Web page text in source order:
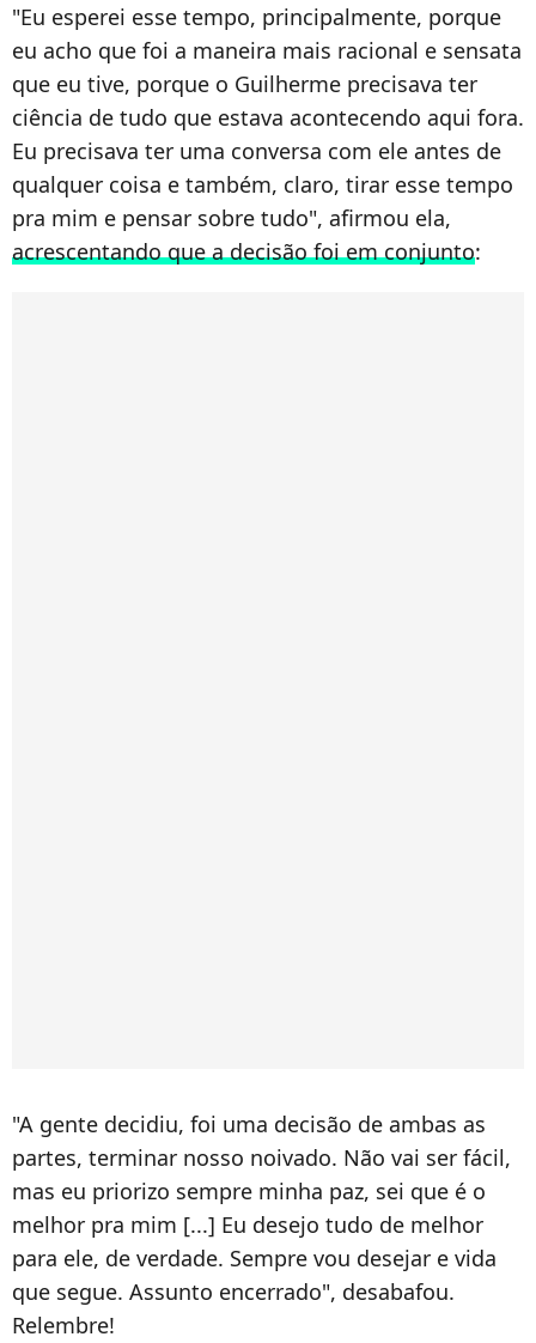
"Eu esperei esse tempo, principalmente, porque
eu acho que foi a maneira mais racional e sensata
que eu tive, porque o Guilherme precisava ter
ciência de tudo que estava acontecendo aqui fora.
Eu precisava ter uma conversa com ele antes de
qualquer coisa e também, claro, tirar esse tempo
pra mim e pensar sobre tudo", afirmou ela,
acrescentando que a decisão foi em conjunto:
"A gente decidiu, foi uma decisão de ambas as
partes, terminar nosso noivado. Não vai ser fácil,
mas eu priorizo sempre minha paz, sei que é o
melhor pra mim [...] Eu desejo tudo de melhor
para ele, de verdade. Sempre vou desejar e vida
que segue. Assunto encerrado", desabafou.
Relembre!